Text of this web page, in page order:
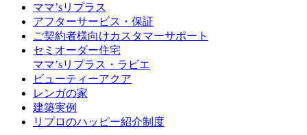
ママ’sリプラス
アフターサービス・保証
ご契約者様向けカスタマーサポート
セミオーダー住宅
ママ’sリプラス・ラビエ
ビューティーアクア
レンガの家
建築実例
リプロのハッピー紹介制度